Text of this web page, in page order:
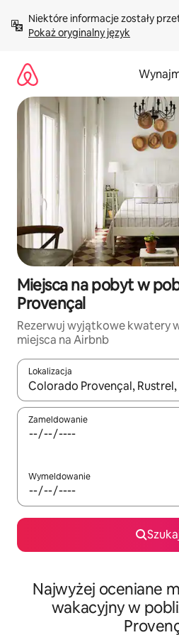
treści Pokaż oryginalny język
Miejsca na pobyt w
Provençal
Rezerwuj wyjątkowe kwatery
miejsca na Airbnb
Lokalizacja
Gdy wyniki będą dostępne,
Zameldowanie
Wymeldowanie
Najwyżej oceniane
wakacyjny w